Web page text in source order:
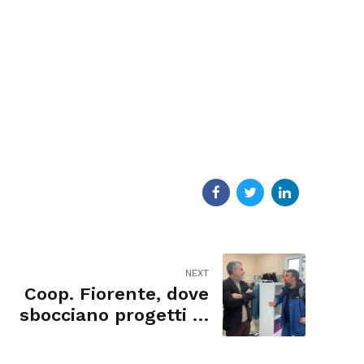
NEXT
Coop. Fiorente, dove
sbocciano progetti di